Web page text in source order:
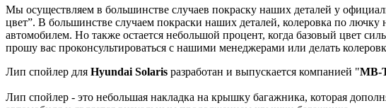
Мы осуществляем в большинстве случаев покраску наших деталей у
цвет”. В большинстве случаем покраски наших деталей, колеровка по лючку
автомобилем. Но также остается небольшой процент, когда базовый цвет
прошу вас проконсультироваться с нашими менеджерами или делать
Лип спойлер для Hyundai Solaris разработан и выпускается компанией "МВ-
Лип спойлер - это небольшая накладка на крышку багажника, которая